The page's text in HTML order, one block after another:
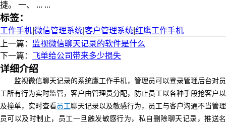
捷。 一、 ... ...
标签：
工作手机 微信管理系统 客户管理系统 红鹰工作手机
上一篇：
监视微信聊天记录的软件是什么
下一篇： 飞单给公司带来多少损失
详细介绍
监视微信聊天记录的系统鹰工作手机，管理员可以登录管理后台对员
工所有行为实时监管，客户由管理员分配，防止员工以各种手段抢客户以
及撞单，实时查看员工聊天记录以及敏感行为，员工与客户沟通不当管理
员可以及时制止，员工一旦触发敏感行为，私自删除聊天记录，推送名